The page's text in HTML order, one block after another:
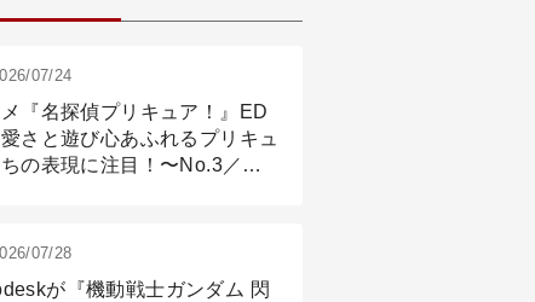
07/24
『名探偵プリキュア！』ED
愛さと遊び心あふれるプリキュ
の表現に注目！〜No.3／ア
07/28
が『機動戦士ガンダム 閃